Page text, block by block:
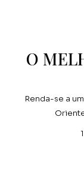
O
Renda-se a